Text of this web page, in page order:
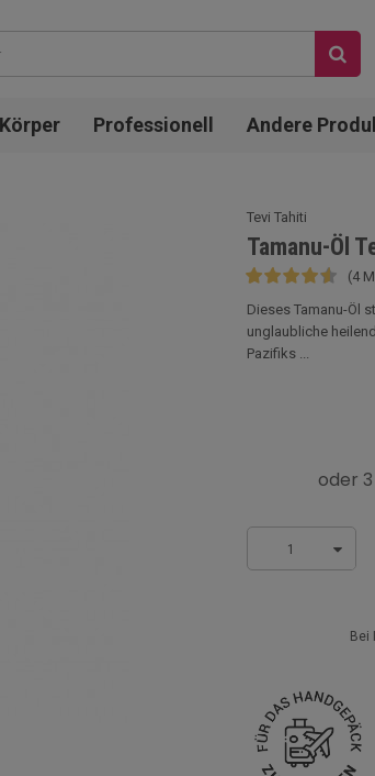
Körper Professionell Andere
Tevi Tahiti
Tamanu-Öl
(4
Dieses Tamanu-Öl
unglaubliche
Pazifiks ...
1
Bei